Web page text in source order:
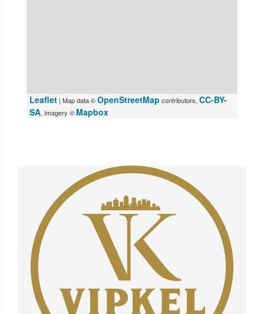
Leaflet | Map data ©OpenStreetMap contributors, CC-BY-
SA, Imagery © Mapbox